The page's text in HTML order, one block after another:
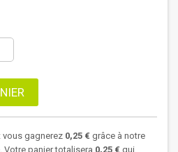
vous gagnerez 0,25 € grâce à notre
panier totalisera 0,25 € qui